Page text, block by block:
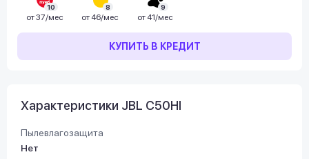
10
от37/мес
8
от 46/мес
9
от 41/мес
КУПИТЬ В КРЕДИТ
Характеристики JBL C50HI
Пылевлагозащита
Нет